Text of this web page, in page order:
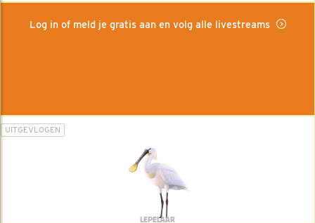
Log in of meld je gratis aan en volg alle livestreams
UITGEVLOGEN
LEPELAAR